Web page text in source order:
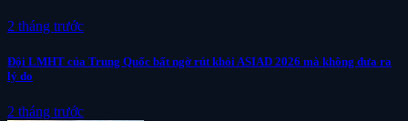
2 tháng trước
Đội LMHT của Trung Quốc bất ngờ rút khỏi ASIAD 2026 mà không đưa ra
lý do
2 tháng trước